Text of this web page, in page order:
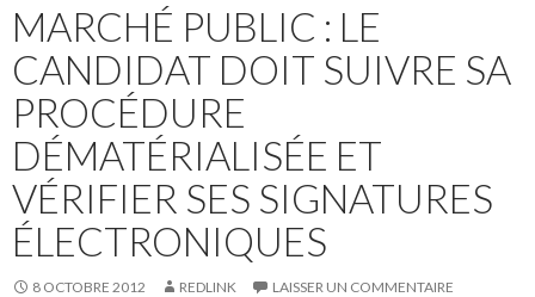
MARCHÉ PUBLIC : LE
CANDIDAT DOIT SUIVRE SA
PROCÉDURE
DÉMATÉRIALISÉE ET
VÉRIFIER SES SIGNATURES
ÉLECTRONIQUES
8 OCTOBRE 2012 REDLINK LAISSER UN COMMENTAIRE